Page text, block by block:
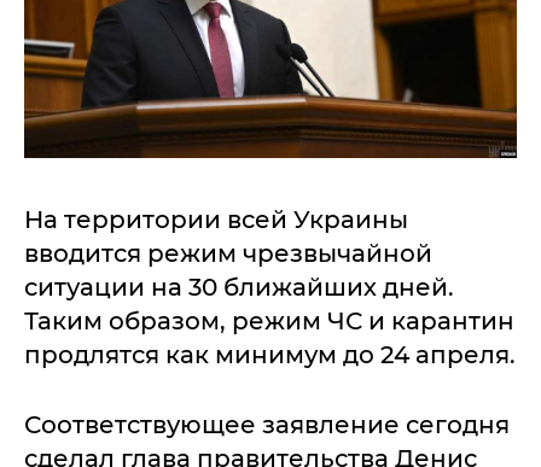
На территории всей Украины
вводится режим чрезвычайной
ситуации на 30 ближайших дней.
Таким образом, режим ЧС и карантин
продлятся как минимум до 24 апреля.
Соответствующее заявление сегодня
сделал глава правительства Денис